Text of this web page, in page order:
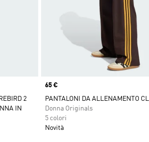
2
IN
Price
65 €
PANTALONI DA ALLENAMENTO
Donna Originals
5 colori
Novità